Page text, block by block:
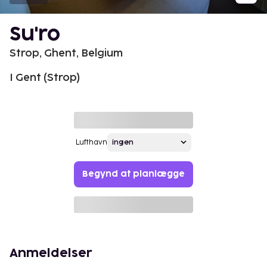
Su'ro
Strop, Ghent, Belgium
I Gent (Strop)
Lufthavn
Begynd at planlægge
Anmeldelser